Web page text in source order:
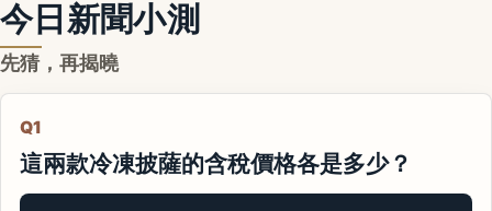
今日新聞小測
先猜，再揭曉
Q1
這兩款冷凍披薩的含稅價格各是多少？